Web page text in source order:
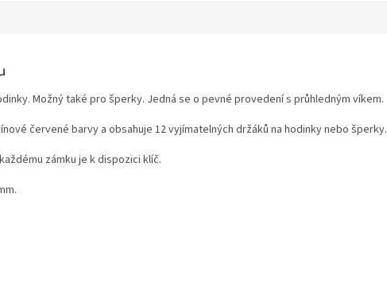
Možný také pro šperky. Jedná se o pevné provedení s průhledným víkem.
červené barvy a obsahuje 12 vyjímatelných držáků na hodinky nebo šperky.
zámku je k dispozici klíč.